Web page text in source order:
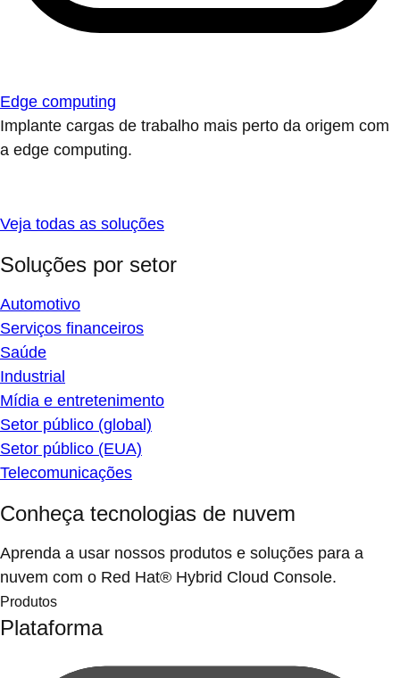
Edge computing
Implante cargas de trabalho mais perto da origem com
a edge computing.
Veja todas as soluções
Soluções por setor
Automotivo
Serviços financeiros
Saúde
Industrial
Mídia e entretenimento
Setor público (global)
Setor público (EUA)
Telecomunicações
Conheça tecnologias de nuvem
Aprenda a usar nossos produtos e soluções para a
nuvem com o Red Hat® Hybrid Cloud Console.
Produtos
Plataforma